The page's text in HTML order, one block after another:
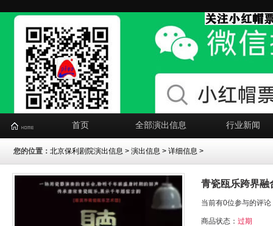
首页 全部演出信息 行业新闻
您的位置： 北京保利剧院演出信息 > 演出信息 > 详细信息 >
青瓷瓯乐跨界融
当前有0位参与的评论
商品状态： 过期